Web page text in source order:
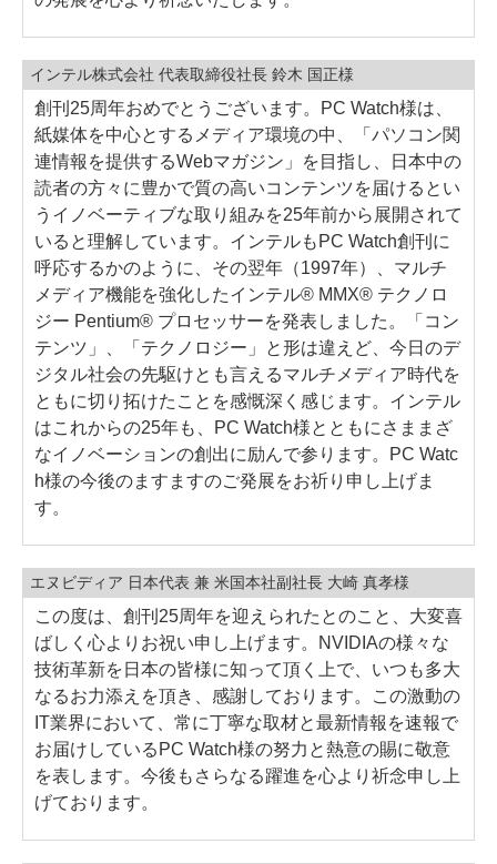
インテル株式会社 代表取締役社長 鈴木 国正様
創刊25周年おめでとうございます。PC Watch様は、
紙媒体を中心とするメディア環境の中、「パソコン関
連情報を提供するWebマガジン」を目指し、日本中の
読者の方々に豊かで質の高いコンテンツを届けるとい
うイノベーティブな取り組みを25年前から展開されて
いると理解しています。インテルもPC Watch創刊に
呼応するかのように、その翌年（1997年）、マルチ
メディア機能を強化したインテル® MMX® テクノロ
ジー Pentium® プロセッサーを発表しました。「コン
テンツ」、「テクノロジー」と形は違えど、今日のデ
ジタル社会の先駆けとも言えるマルチメディア時代を
ともに切り拓けたことを感慨深く感じます。インテル
はこれからの25年も、PC Watch様とともにさままざ
なイノベーションの創出に励んで参ります。PC Watc
h様の今後のますますのご発展をお祈り申し上げま
す。
エヌビディア 日本代表 兼 米国本社副社長 大崎 真孝様
この度は、創刊25周年を迎えられたとのこと、大変喜
ばしく心よりお祝い申し上げます。NVIDIAの様々な
技術革新を日本の皆様に知って頂く上で、いつも多大
なるお力添えを頂き、感謝しております。この激動の
IT業界において、常に丁寧な取材と最新情報を速報で
お届けしているPC Watch様の努力と熱意の賜に敬意
を表します。今後もさらなる躍進を心より祈念申し上
げております。